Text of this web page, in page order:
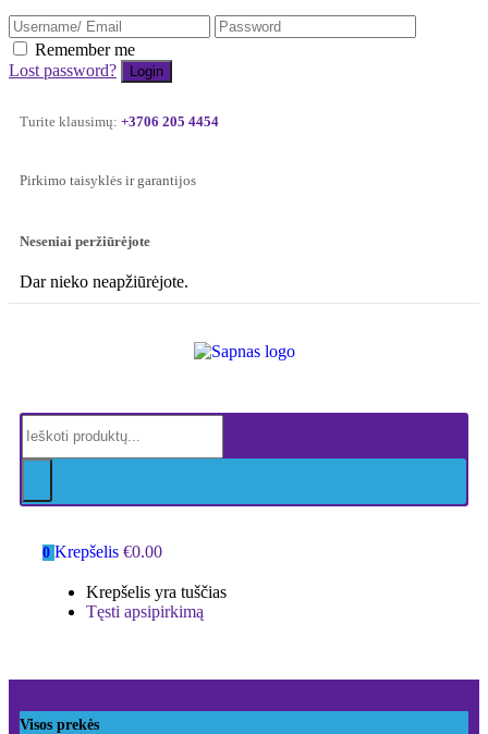
Remember me
Lost password?
Turite klausimų: +3706 205 4454
Pirkimo taisyklės ir garantijos
Neseniai peržiūrėjote
Dar nieko neapžiūrėjote.
0 Krepšelis €0.00
Krepšelis yra tuščias
Tęsti apsipirkimą
Visos prekės